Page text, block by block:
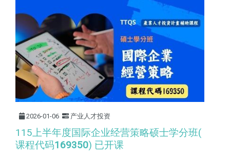
2026-01-06 产业人才投资
115上半年度国际企业经营策略硕士学分班(
课程代码169350) 已开课